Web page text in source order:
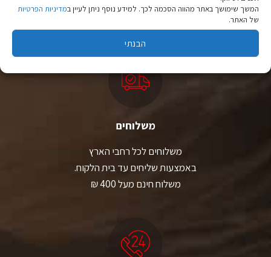
המשך שימושך באתר מהווה הסכמה לכך. למידע נוסף ניתן לעיין במדיניות הפרטיות
של האתר.
הבנתי
יבוא ישיר לצד מותגים מובילים במחירים ללא תחרות.
משלוחים
משלוחים לכל רחבי הארץ
באמצעות שליחים עד בית הלקוח.
משלוח חינם מעל 400 ₪